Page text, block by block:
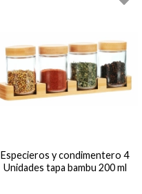
Especieros y condimentero 4
Unidades tapa bambu 200 ml